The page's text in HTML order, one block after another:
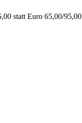
statt Euro 65,00/95,00